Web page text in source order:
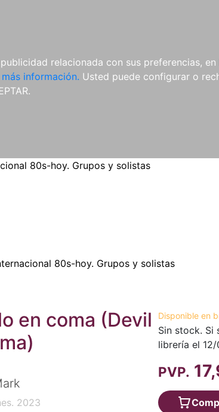
relacionada con sus preferencias,
información. Usted puede configurar o
CDS Y
DVDS
MATERIAL
COMPLEMENTARIO
80s-hoy. Grupos y solistas
80s-hoy. Grupos y solistas
en coma (Devil
2023
Disponible en
Sin stock. Si
librería el
PVP.